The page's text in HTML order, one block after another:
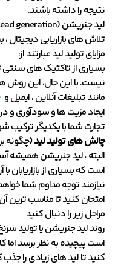
نتیجه را داشته باشند.
تلاش های بازاریابی دیجیتال
مزایای تولید لید عبارتند از:
بسیاری از تاکتیک های سنتی
نیست. با این حال، این روش
مانند تبلیغات آنلاین ، ایمیل و
ایجاد مزیت ها و سودآوری و
تجارت شما با یکدیگر ترکیب
چالش های تولید لید (چگونه
البته ، لید جنریشن همیشه
است که بسیاری از بازاریابان
نیازمند توجه مداوم شما
امتحان کنید تا مناسب ترین آن
مراحل زیر را دنبال کنید
روند لید جنریشن یا تولید
است پیچیده به نظر برسد اما
کنید تا لید های زیادی را جذب